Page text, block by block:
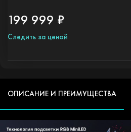
199 999 ₽
Следить за ценой
ОПИСАНИЕ И ПРЕИМУЩЕСТВА